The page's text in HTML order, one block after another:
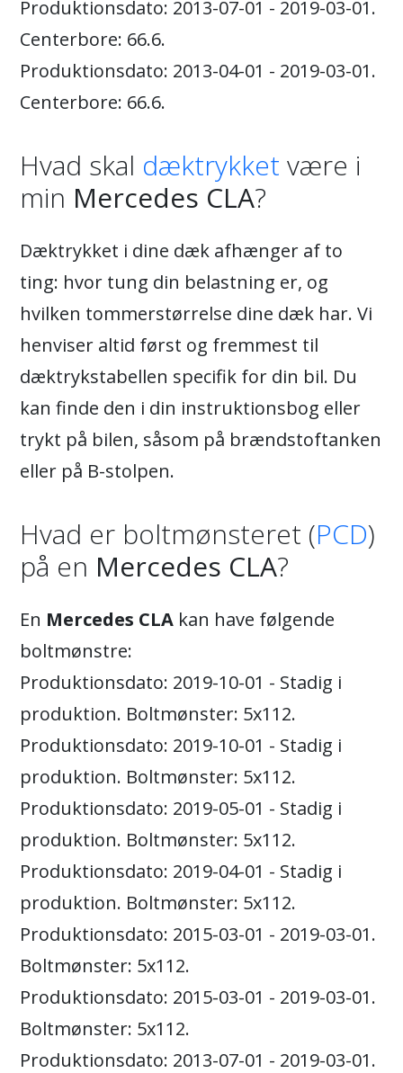
Produktionsdato: 2013-07-01 - 2019-03-01.
Centerbore: 66.6.
Produktionsdato: 2013-04-01 - 2019-03-01.
Centerbore: 66.6.
Hvad skal dæktrykket være i
min Mercedes CLA?
Dæktrykket i dine dæk afhænger af to
ting: hvor tung din belastning er, og
hvilken tommerstørrelse dine dæk har. Vi
henviser altid først og fremmest til
dæktrykstabellen specifik for din bil. Du
kan finde den i din instruktionsbog eller
trykt på bilen, såsom på brændstoftanken
eller på B-stolpen.
Hvad er boltmønsteret (PCD)
på en Mercedes CLA?
En Mercedes CLA kan have følgende
boltmønstre:
Produktionsdato: 2019-10-01 - Stadig i
produktion. Boltmønster: 5x112.
Produktionsdato: 2019-10-01 - Stadig i
produktion. Boltmønster: 5x112.
Produktionsdato: 2019-05-01 - Stadig i
produktion. Boltmønster: 5x112.
Produktionsdato: 2019-04-01 - Stadig i
produktion. Boltmønster: 5x112.
Produktionsdato: 2015-03-01 - 2019-03-01.
Boltmønster: 5x112.
Produktionsdato: 2015-03-01 - 2019-03-01.
Boltmønster: 5x112.
Produktionsdato: 2013-07-01 - 2019-03-01.